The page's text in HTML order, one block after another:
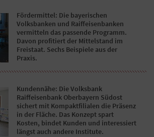
Fördermittel: Die bayerischen
Volksbanken und Raiffeisenbanken
vermitteln das passende Programm.
Davon profitiert der Mittelstand im
Freistaat. Sechs Beispiele aus der
Praxis.
Kundennähe: Die Volksbank
Raiffeisenbank Oberbayern Südost
sichert mit Kompaktfilialen die Präsenz
in der Fläche. Das Konzept spart
Kosten, bindet Kunden und interessiert
längst auch andere Institute.